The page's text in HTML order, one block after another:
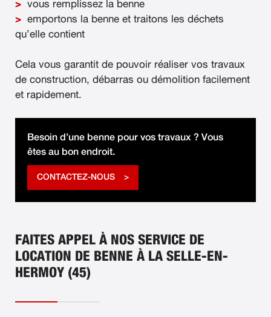
vous remplissez la benne
emportons la benne et traitons les déchets
qu’elle contient
Cela vous garantit de pouvoir réaliser vos travaux
de construction, débarras ou démolition facilement
et rapidement.
Besoin d’une benne pour vos travaux ? Vous
êtes au bon endroit.
CONTACTEZ-NOUS
FAITES APPEL À NOS SERVICE DE
LOCATION DE BENNE À LA SELLE-EN-
HERMOY (45)